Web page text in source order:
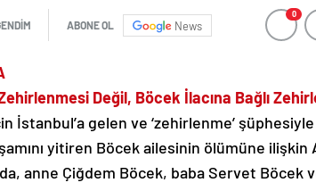
ABONE OL News
0
Zehirlenmesi Değil, Böcek İlacına Bağlı
İstanbul’a gelen ve ‘zehirlenme’
yitiren Böcek ailesinin ölümüne ilişkin
anne Çiğdem Böcek, baba Servet Böcek